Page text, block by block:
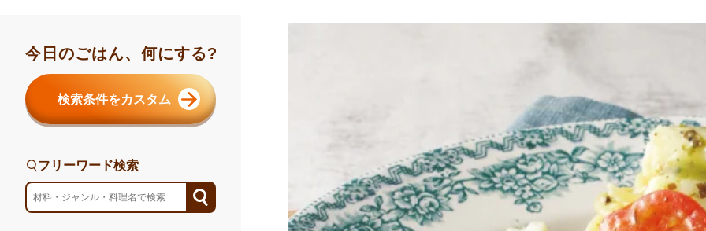
今日のごはん、何にする?
検索条件をカスタム
フリーワード検索
フリーワード検索